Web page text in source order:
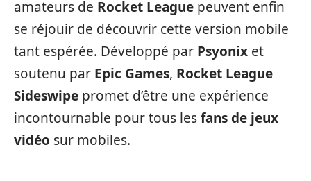
amateurs de Rocket League peuvent enfin
se réjouir de découvrir cette version mobile
tant espérée. Développé par Psyonix et
soutenu par Epic Games, Rocket League
Sideswipe promet d’être une expérience
incontournable pour tous lesfans de jeux
vidéo sur mobiles.